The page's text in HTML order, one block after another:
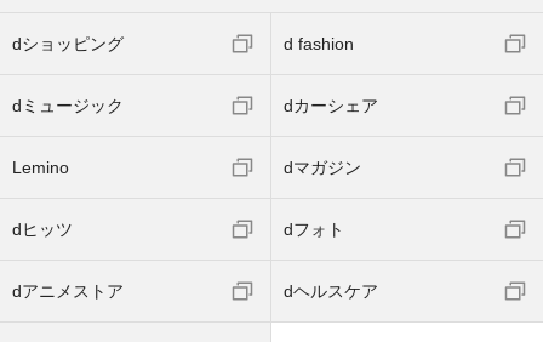
dショッピング d fashion
dミュージック dカーシェア
Lemino dマガジン
dヒッツ dフォト
dアニメストア dヘルスケア